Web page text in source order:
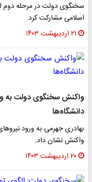
سخنگوی دولت در مرحله دوم
اسلامی مشارکت کرد.
۲۱ اردیبهشت ۱۴۰۳
واکنش سخنگوی دولت به
دانشگاه‌ها
بهادری جهرمی به ورود
واکنش نشان داد.
۲۰ اردیبهشت ۱۴۰۳